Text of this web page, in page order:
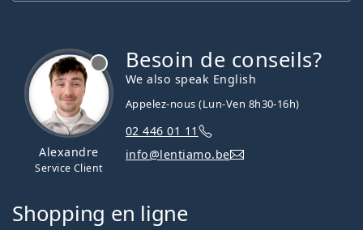
Alexandre
Service Client
Besoin de conseils?
We also speak English
Appelez-nous (Lun-Ven 8h30-16h)
02 446 01 11
info@lentiamo.be
Shopping en ligne